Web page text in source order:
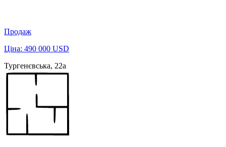
Продаж
Ціна: 490 000 USD
Тургенєвська, 22а